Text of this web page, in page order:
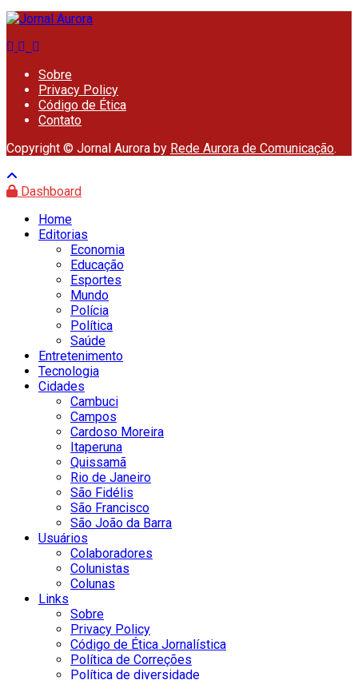
Sobre
Privacy Policy
Código de Ética
Contato
Copyright © Jornal Aurora by Rede Aurora de Comunicação.
Dashboard
Home
Editorias
Economia
Educação
Esportes
Mundo
Polícia
Política
Saúde
Entretenimento
Tecnologia
Cidades
Cambuci
Campos
Cardoso Moreira
Itaperuna
Quissamã
Rio de Janeiro
São Fidélis
São Francisco
São João da Barra
Usuários
Colaboradores
Colunistas
Colunas
Links
Sobre
Privacy Policy
Código de Ética Jornalística
Política de Correções
Política de diversidade